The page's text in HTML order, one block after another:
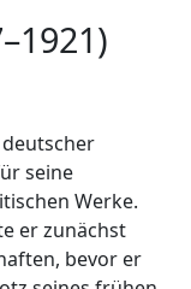
seine
Werke.
er zunächst
bevor er